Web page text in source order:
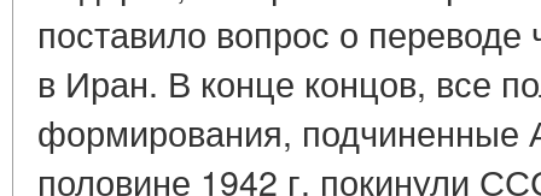
поставило вопрос о
в Иран. В конце концов, все
формирования, подчиненные
половине 1942 г. покинули